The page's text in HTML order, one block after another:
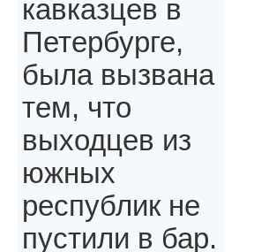
кавказцев в
Петербурге,
была вызвана
тем, что
выходцев из
южных
республик не
пустили в бар.